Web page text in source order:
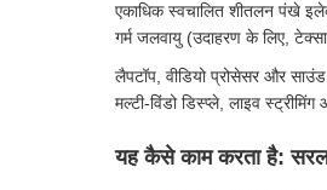
एकाधिक स्वचालित शीतलन पंखे
गर्म जलवायु (उदाहरण के लिए,
लैपटॉप, वीडियो प्रोसेसर और
मल्टी-विंडो डिस्प्ले, लाइव
यह कैसे काम करता है: